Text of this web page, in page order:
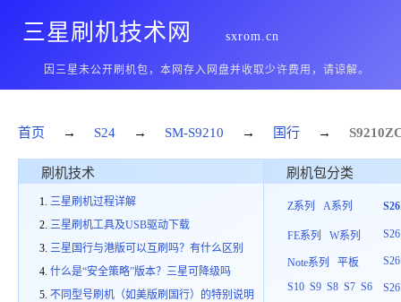
三星刷机技术网 sxrom.cn
因三星未公开刷机包，本网存入网盘并收取少许费用，请谅解。
首页 → S24 → SM-S9210 → 国行 → S9210
刷机技术
三星刷机过程详解
三星刷机工具及USB驱动下载
三星国行与港版可以互刷吗？有什么区别
什么是“安全策略”版本？三星可降级吗
不同型号刷机（如美版刷国行）的特别说明
刷机包分类
Z系列 A系列
FE系列 W系列
Note系列
平板
S10 S9 S8 S7 S6
S26